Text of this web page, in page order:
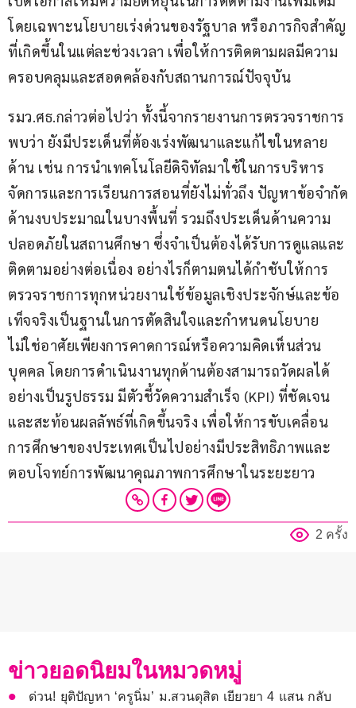
โดยเฉพาะนโยบายเร่งด่วนของรัฐบาล หรือภารกิจสำคัญ
ที่เกิดขึ้นในแต่ละช่วงเวลา เพื่อให้การติดตามผลมีความ
ครอบคลุมและสอดคล้องกับสถานการณ์ปัจจุบัน
รมว.ศธ.กล่าวต่อไปว่า ทั้งนี้จากรายงานการตรวจราชการ
พบว่า ยังมีประเด็นที่ต้องเร่งพัฒนาและแก้ไขในหลาย
ด้าน เช่น การนำเทคโนโลยีดิจิทัลมาใช้ในการบริหาร
จัดการและการเรียนการสอนที่ยังไม่ทั่วถึง ปัญหาข้อจำกัด
ด้านงบประมาณในบางพื้นที่ รวมถึงประเด็นด้านความ
ปลอดภัยในสถานศึกษา ซึ่งจำเป็นต้องได้รับการดูแลและ
ติดตามอย่างต่อเนื่อง อย่างไรก็ตามตนได้กำชับให้การ
ตรวจราชการทุกหน่วยงานใช้ข้อมูลเชิงประจักษ์และข้อ
เท็จจริงเป็นฐานในการตัดสินใจและกำหนดนโยบาย
ไม่ใช่อาศัยเพียงการคาดการณ์หรือความคิดเห็นส่วน
บุคคล โดยการดำเนินงานทุกด้านต้องสามารถวัดผลได้
อย่างเป็นรูปธรรม มีตัวชี้วัดความสำเร็จ (KPI) ที่ชัดเจน
และสะท้อนผลลัพธ์ที่เกิดขึ้นจริง เพื่อให้การขับเคลื่อน
การศึกษาของประเทศเป็นไปอย่างมีประสิทธิภาพและ
ตอบโจทย์การพัฒนาคุณภาพการศึกษาในระยะยาว
2 ครั้ง
ข่าวยอดนิยมในหมวดหมู่
ด่วน! ยุติปัญหา ‘ครูนิ่ม’ ม.สวนดุสิต เยียวยา 4 แสน กลับ